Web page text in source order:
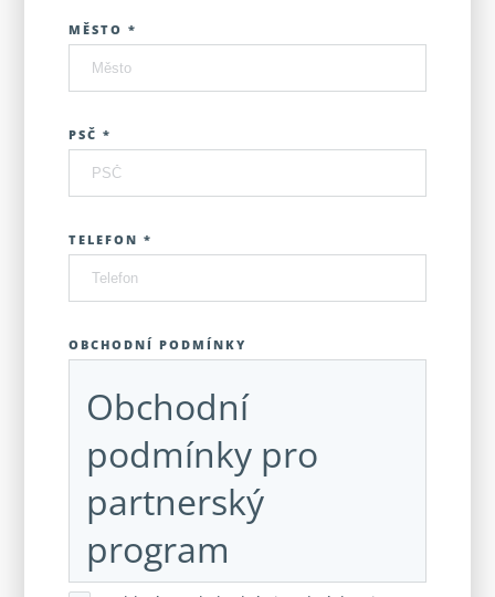
MĚSTO *
PSČ *
TELEFON *
OBCHODNÍ PODMÍNKY
Obchodní
podmínky pro
partnerský
program